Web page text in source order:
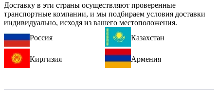
Доставку в эти страны осуществляют проверенные
транспортные компании, и мы подбираем условия доставки
индивидуально, исходя из вашего местоположения.
Россия
Казахстан
Киргизия Армения